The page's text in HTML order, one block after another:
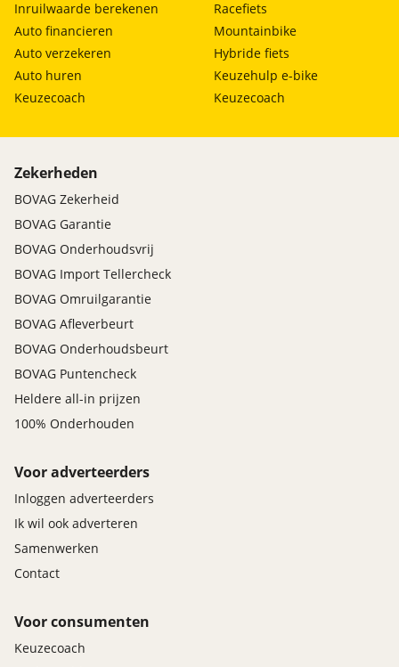
Inruilwaarde berekenen
Auto financieren
Auto verzekeren
Auto huren
Keuzecoach
Racefiets
Mountainbike
Hybride fiets
Keuzehulp e-bike
Keuzecoach
Zekerheden
BOVAG Zekerheid
BOVAG Garantie
BOVAG Onderhoudsvrij
BOVAG Import Tellercheck
BOVAG Omruilgarantie
BOVAG Afleverbeurt
BOVAG Onderhoudsbeurt
BOVAG Puntencheck
Heldere all-in prijzen
100% Onderhouden
Voor adverteerders
Inloggen adverteerders
Ik wil ook adverteren
Samenwerken
Contact
Voor consumenten
Keuzecoach